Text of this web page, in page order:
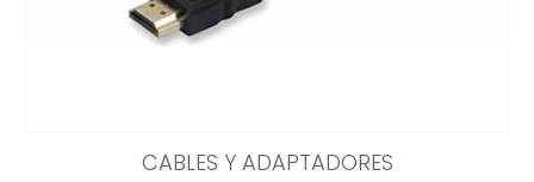
CABLES Y ADAPTADORES